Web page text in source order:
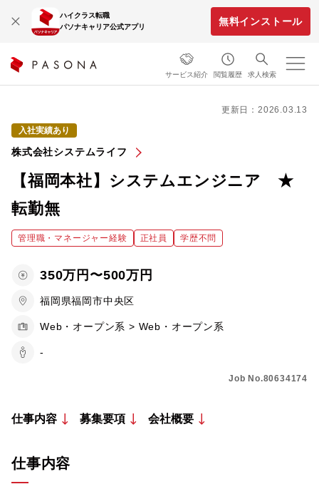
ハイクラス転職
パソナキャリア公式アプリ
無料インストール
サービス紹介 閲覧履歴 求人検索
更新日：2026.03.13
入社実績あり
株式会社システムライフ
【福岡本社】システムエンジニア ★
転勤無
管理職・マネージャー経験 正社員 学歴不問
350万円〜500万円
福岡県福岡市中央区
Web・オープン系 > Web・オープン系
-
Job No.80634174
仕事内容 募集要項 会社概要
仕事内容